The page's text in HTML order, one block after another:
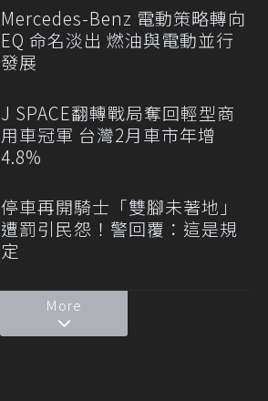
Mercedes-Benz 電動策略轉向
EQ 命名淡出 燃油與電動並行
發展
J SPACE翻轉戰局奪回輕型商
用車冠軍 台灣2月車市年增
4.8%
停車再開騎士「雙腳未著地」
遭罰引民怨！警回覆：這是規
定
More